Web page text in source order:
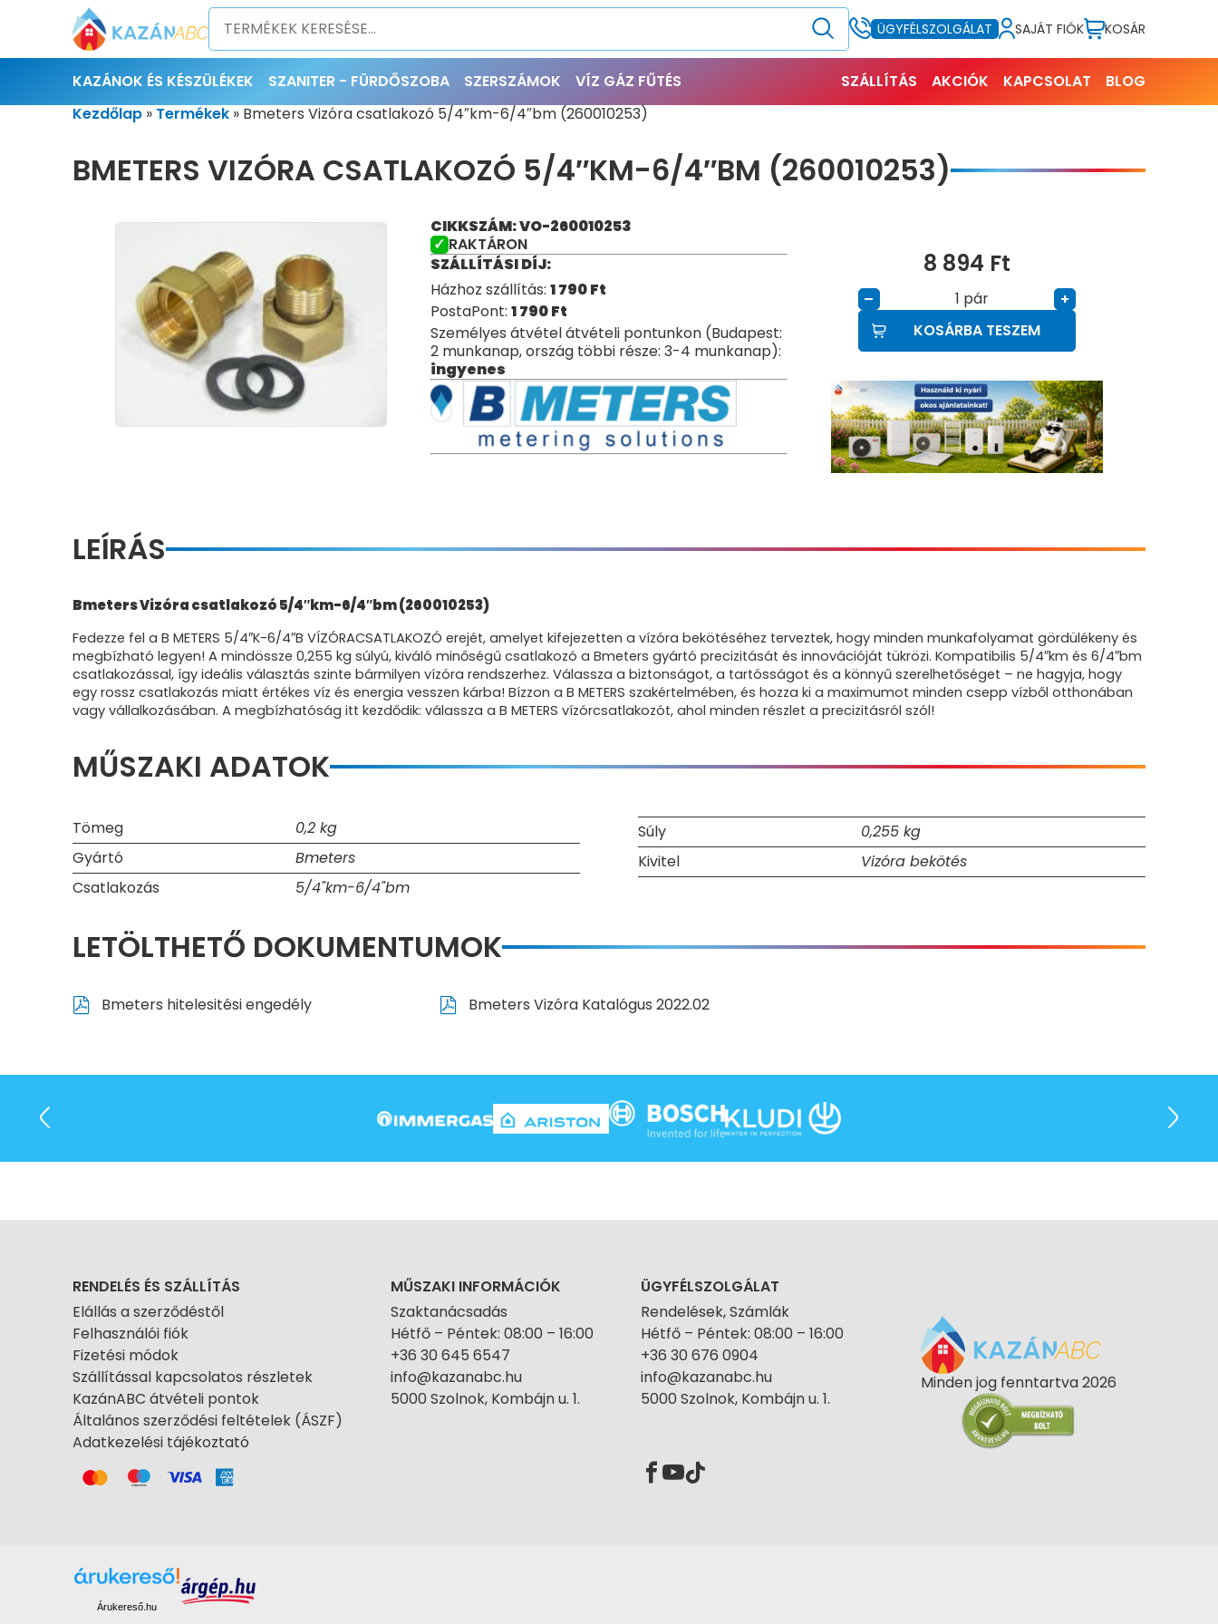
ÜGYFÉLSZOLGÁLAT SAJÁT FIÓK KOSÁR
KAZÁNOK ÉS KÉSZÜLÉKEK SZANITER - FÜRDŐSZOBA SZERSZÁMOK VÍZ GÁZ FŰTÉS SZÁLLÍTÁS AKCIÓK KAPCSOLAT
BLOG
Kezdőlap » Termékek » Bmeters Vizóra csatlakozó 5/4″km-6/4″bm (260010253)
BMETERS VIZÓRA CSATLAKOZÓ 5/4″KM-6/4″BM (260010253)
CIKKSZÁM: VO-260010253
RAKTÁRON
SZÁLLÍTÁSI DÍJ:
Házhoz szállítás: 1 790Ft
PostaPont: 1 790Ft
Személyes átvétel átvételi pontunkon (Budapest:
2 munkanap, ország többi része: 3-4 munkanap):
ingyenes
8 894 Ft
– pár
+
KOSÁRBA TESZEM
LEÍRÁS
Bmeters Vizóra csatlakozó 5/4″km-6/4″bm (260010253)
Fedezze fel a B METERS 5/4″K-6/4″B VÍZÓRACSATLAKOZÓ erejét, amelyet kifejezetten a vízóra bekötéséhez terveztek, hogy minden munkafolyamat gördülékeny és
megbízható legyen! A mindössze 0,255 kg súlyú, kiváló minőségű csatlakozó a Bmeters gyártó precizitását és innovációját tükrözi. Kompatibilis 5/4″km és 6/4″bm
csatlakozással, így ideális választás szinte bármilyen vízóra rendszerhez. Válassza a biztonságot, a tartósságot és a könnyű szerelhetőséget – ne hagyja, hogy
egy rossz csatlakozás miatt értékes víz és energia vesszen kárba! Bízzon a B METERS szakértelmében, és hozza ki a maximumot minden csepp vízből otthonában
vagy vállalkozásában. A megbízhatóság itt kezdődik: válassza a B METERS vízórcsatlakozót, ahol minden részlet a precizitásról szól!
MŰSZAKI ADATOK
Tömeg
0,2 kg
Gyártó
Bmeters
Csatlakozás
5/4"km-6/4"bm
Súly
0,255 kg
Kivitel
Vizóra bekötés
LETÖLTHETŐ DOKUMENTUMOK
Bmeters hitelesitési engedély Bmeters Vizóra Katalógus 2022.02
RENDELÉS ÉS SZÁLLÍTÁS
Elállás a szerződéstől
Felhasználói fiók
Fizetési módok
Szállítással kapcsolatos részletek
KazánABC átvételi pontok
Általános szerződési feltételek (ÁSZF)
Adatkezelési tájékoztató
MŰSZAKI INFORMÁCIÓK
Szaktanácsadás
Hétfő – Péntek: 08:00 – 16:00
+36 30 645 6547
info@kazanabc.hu
5000 Szolnok, Kombájn u. 1.
ÜGYFÉLSZOLGÁLAT
Rendelések, Számlák
Hétfő – Péntek: 08:00 – 16:00
+36 30 676 0904
info@kazanabc.hu
5000 Szolnok, Kombájn u. 1.
Minden jog fenntartva 2026
Árukereső.hu